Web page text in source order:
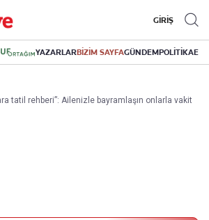
GİRİŞ
YAZARLARBİZİM SAYFAGÜNDEMPOLİTİKA
tatil rehberi”: Ailenizle bayramlaşın onlarla vakit